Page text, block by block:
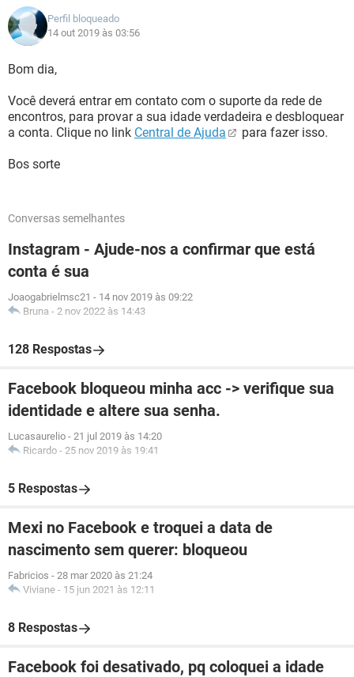
Perfil bloqueado
14 out 2019 às 03:56
Bom dia,
Você deverá entrar em contato com o suporte da rede de
encontros, para provar a sua idade verdadeira e desbloquear
a conta. Clique no link Central de Ajuda para fazer isso.
Bos sorte
Conversas semelhantes
Instagram - Ajude-nos a confirmar que está
conta é sua
Joaogabrielmsc21 - 14 nov 2019 às 09:22
Bruna - 2 nov 2022 às 14:43
128 Respostas
Facebook bloqueou minha acc -> verifique sua
identidade e altere sua senha.
Lucasaurelio - 21 jul 2019 às 14:20
Ricardo - 25 nov 2019 às 19:41
5 Respostas
Mexi no Facebook e troquei a data de
nascimento sem querer: bloqueou
Fabricios - 28 mar 2020 às 21:24
Viviane - 15 jun 2021 às 12:11
8 Respostas
Facebook foi desativado, pq coloquei a idade